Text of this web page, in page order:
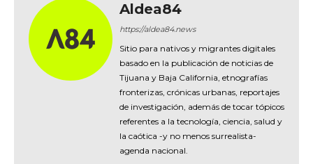
Aldea84
https://aldea84.news
Sitio para nativos y migrantes digitales
basado en la publicación de noticias de
Tijuana y Baja California, etnografías
fronterizas, crónicas urbanas, reportajes
de investigación, además de tocar tópicos
referentes a la tecnología, ciencia, salud y
la caótica -y no menos surrealista-
agenda nacional.